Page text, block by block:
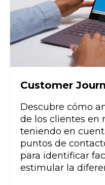
Customer
Descubre cómo
de los clientes en
teniendo en
puntos de
para identificar
estimular la